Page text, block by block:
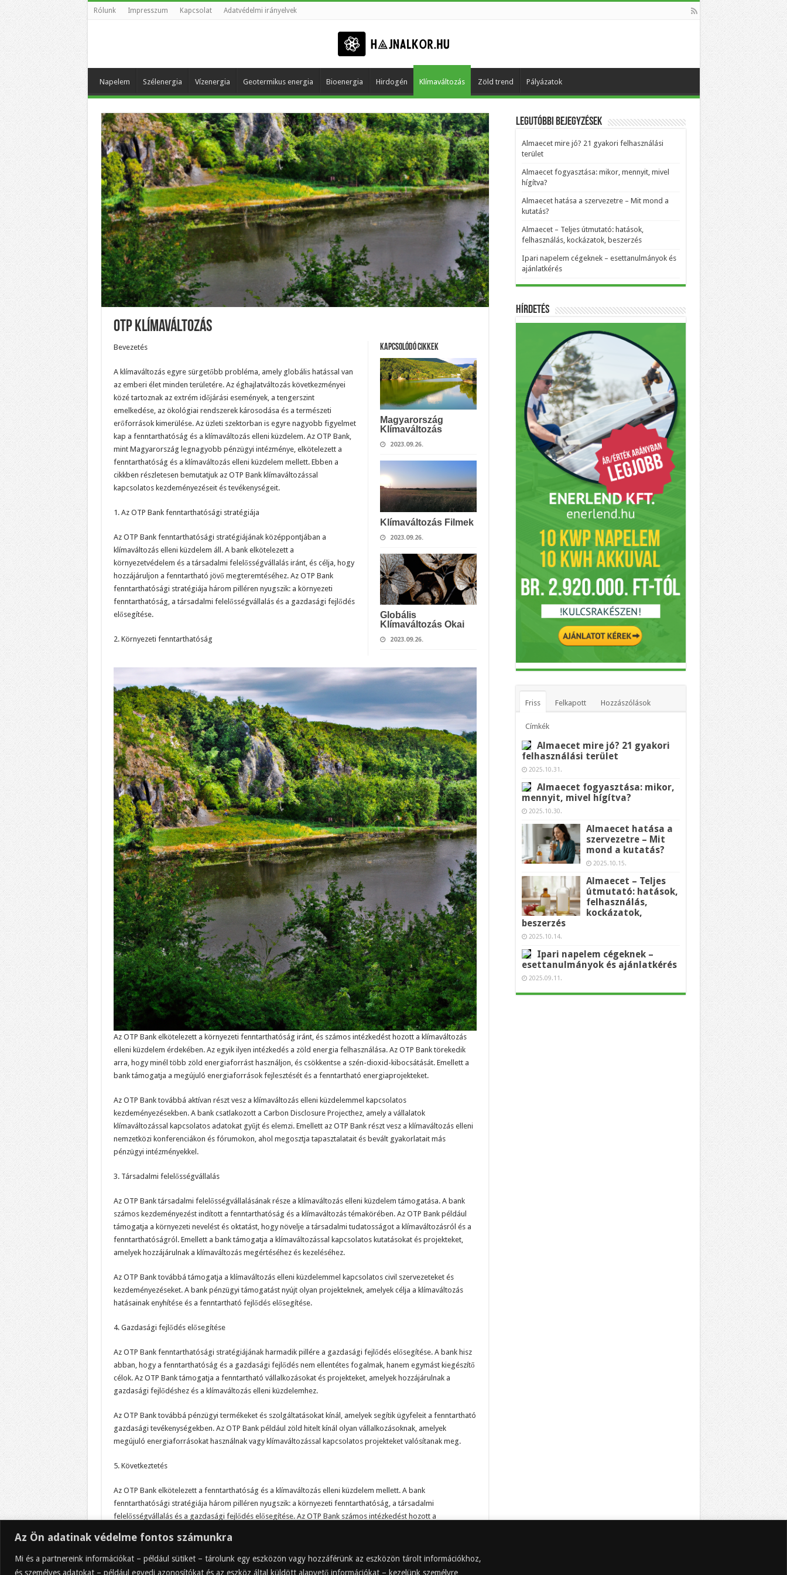
Az Ön adatinak védelme fontos számunkra
Mi és a partnereink információkat – például sütiket – tárolunk egy eszközön vagy hozzáférünk az eszközön tárolt információkhoz,
és személyes adatokat – például egyedi azonosítókat és az eszköz által küldött alapvető információkat – kezelünk személyre
Rólunk Impresszum Kapcsolat Adatvédelmi irányelvek
Napelem Szélenergia Vízenergia Geotermikus energia Bioenergia Hirdogén Klímaváltozás Zöld trend Pályázatok
Otp Klímaváltozás
Kapcsolódó cikkek
Magyarország
Klímaváltozás
2023.09.26.
Klímaváltozás Filmek
2023.09.26.
Globális
Klímaváltozás Okai
2023.09.26.
Bevezetés
A klímaváltozás egyre sürgetőbb probléma, amely globális hatással van
az emberi élet minden területére. Az éghajlatváltozás következményei
közé tartoznak az extrém időjárási események, a tengerszint
emelkedése, az ökológiai rendszerek károsodása és a természeti
erőforrások kimerülése. Az üzleti szektorban is egyre nagyobb figyelmet
kap a fenntarthatóság és a klímaváltozás elleni küzdelem. Az OTP Bank,
mint Magyarország legnagyobb pénzügyi intézménye, elkötelezett a
fenntarthatóság és a klímaváltozás elleni küzdelem mellett. Ebben a
cikkben részletesen bemutatjuk az OTP Bank klímaváltozással
kapcsolatos kezdeményezéseit és tevékenységeit.
1. Az OTP Bank fenntarthatósági stratégiája
Az OTP Bank fenntarthatósági stratégiájának középpontjában a
klímaváltozás elleni küzdelem áll. A bank elkötelezett a
környezetvédelem és a társadalmi felelősségvállalás iránt, és célja, hogy
hozzájáruljon a fenntartható jövő megteremtéséhez. Az OTP Bank
fenntarthatósági stratégiája három pilléren nyugszik: a környezeti
fenntarthatóság, a társadalmi felelősségvállalás és a gazdasági fejlődés
elősegítése.
2. Környezeti fenntarthatóság
Az OTP Bank elkötelezett a környezeti fenntarthatóság iránt, és számos intézkedést hozott a klímaváltozás
elleni küzdelem érdekében. Az egyik ilyen intézkedés a zöld energia felhasználása. Az OTP Bank törekedik
arra, hogy minél több zöld energiaforrást használjon, és csökkentse a szén-dioxid-kibocsátását. Emellett a
bank támogatja a megújuló energiaforrások fejlesztését és a fenntartható energiaprojekteket.
Az OTP Bank továbbá aktívan részt vesz a klímaváltozás elleni küzdelemmel kapcsolatos
kezdeményezésekben. A bank csatlakozott a Carbon Disclosure Projecthez, amely a vállalatok
klímaváltozással kapcsolatos adatokat gyűjt és elemzi. Emellett az OTP Bank részt vesz a klímaváltozás elleni
nemzetközi konferenciákon és fórumokon, ahol megosztja tapasztalatait és bevált gyakorlatait más
pénzügyi intézményekkel.
3. Társadalmi felelősségvállalás
Az OTP Bank társadalmi felelősségvállalásának része a klímaváltozás elleni küzdelem támogatása. A bank
számos kezdeményezést indított a fenntarthatóság és a klímaváltozás témakörében. Az OTP Bank például
támogatja a környezeti nevelést és oktatást, hogy növelje a társadalmi tudatosságot a klímaváltozásról és a
fenntarthatóságról. Emellett a bank támogatja a klímaváltozással kapcsolatos kutatásokat és projekteket,
amelyek hozzájárulnak a klímaváltozás megértéséhez és kezeléséhez.
Az OTP Bank továbbá támogatja a klímaváltozás elleni küzdelemmel kapcsolatos civil szervezeteket és
kezdeményezéseket. A bank pénzügyi támogatást nyújt olyan projekteknek, amelyek célja a klímaváltozás
hatásainak enyhítése és a fenntartható fejlődés elősegítése.
4. Gazdasági fejlődés elősegítése
Az OTP Bank fenntarthatósági stratégiájának harmadik pillére a gazdasági fejlődés elősegítése. A bank hisz
abban, hogy a fenntarthatóság és a gazdasági fejlődés nem ellentétes fogalmak, hanem egymást kiegészítő
célok. Az OTP Bank támogatja a fenntartható vállalkozásokat és projekteket, amelyek hozzájárulnak a
gazdasági fejlődéshez és a klímaváltozás elleni küzdelemhez.
Az OTP Bank továbbá pénzügyi termékeket és szolgáltatásokat kínál, amelyek segítik ügyfeleit a fenntartható
gazdasági tevékenységekben. Az OTP Bank például zöld hitelt kínál olyan vállalkozásoknak, amelyek
megújuló energiaforrásokat használnak vagy klímaváltozással kapcsolatos projekteket valósítanak meg.
5. Következtetés
Az OTP Bank elkötelezett a fenntarthatóság és a klímaváltozás elleni küzdelem mellett. A bank
fenntarthatósági stratégiája három pilléren nyugszik: a környezeti fenntarthatóság, a társadalmi
felelősségvállalás és a gazdasági fejlődés elősegítése. Az OTP Bank számos intézkedést hozott a
kapcsolatos kezdeményezések támogatását és a fenntartható gazdasági tevékenységek támogatását. Az
OTP Bank példaként szolgálhat más pénzügyi intézmények számára a fenntarthatóság és a klímaváltozás
elleni küzdelem terén.
Legutóbbi bejegyzések
Almaecet mire jó? 21 gyakori felhasználási
terület
Almaecet fogyasztása: mikor, mennyit, mivel
hígítva?
Almaecet hatása a szervezetre – Mit mond a
kutatás?
Almaecet – Teljes útmutató: hatások,
felhasználás, kockázatok, beszerzés
Ipari napelem cégeknek – esettanulmányok és
ajánlatkérés
Hírdetés
Friss Felkapott Hozzászólások
Címkék
Almaecet mire jó? 21 gyakori
felhasználási terület
2025.10.31.
Almaecet fogyasztása: mikor,
mennyit, mivel hígítva?
2025.10.30.
Almaecet hatása a
szervezetre – Mit
mond a kutatás?
2025.10.15.
Almaecet – Teljes
útmutató: hatások,
felhasználás,
kockázatok,
beszerzés
2025.10.14.
Ipari napelem cégeknek –
esettanulmányok és ajánlatkérés
2025.09.11.